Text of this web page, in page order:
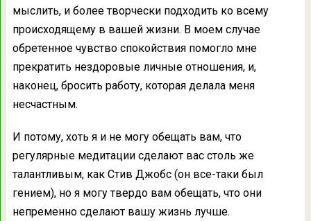
мыслить, и более творчески подходить ко всему
происходящему в вашей жизни. В моем случае
обретенное чувство спокойствия помогло мне
прекратить нездоровые личные отношения, и,
наконец, бросить работу, которая делала меня
несчастным.
И потому, хоть я и не могу обещать вам, что
регулярные медитации сделают вас столь же
талантливым, как Стив Джобс (он все-таки был
гением), но я могу твердо вам обещать, что они
непременно сделают вашу жизнь лучше.